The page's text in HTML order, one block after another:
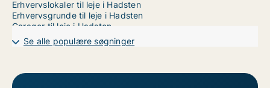
Erhvervslokaler til leje i Hadsten
Erhvervsgrunde til leje i Hadsten
Garager til leje i Hadsten
Kontorlokaler til leje i Randers
Kontorlokaler til leje i Vejle
Se alle populære søgninger